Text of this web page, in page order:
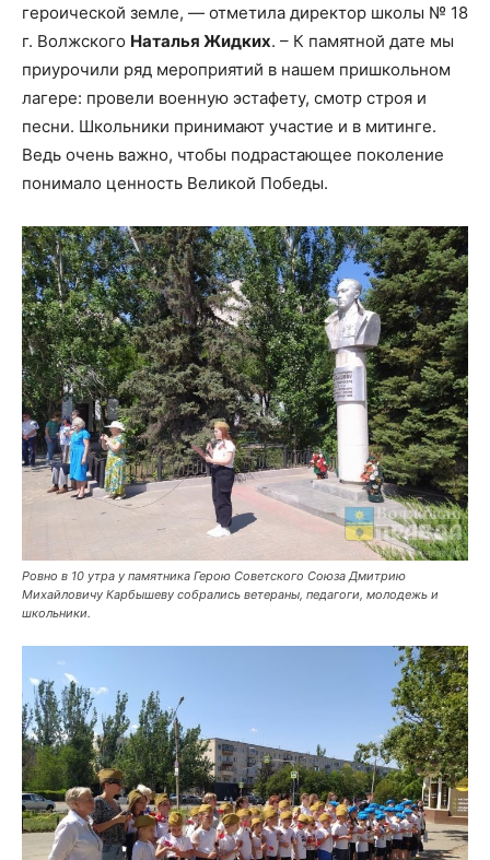
героической земле, — отметила директор школы № 18
г. Волжского Наталья Жидких. – К памятной дате мы
приурочили ряд мероприятий в нашем пришкольном
лагере: провели военную эстафету, смотр строя и
песни. Школьники принимают участие и в митинге.
Ведь очень важно, чтобы подрастающее поколение
понимало ценность Великой Победы.
Ровно в 10 утра у памятника Герою Советского Союза Дмитрию
Михайловичу Карбышеву собрались ветераны, педагоги, молодежь и
школьники.